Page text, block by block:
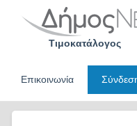
Τιμοκατάλογος
Επικοινωνία